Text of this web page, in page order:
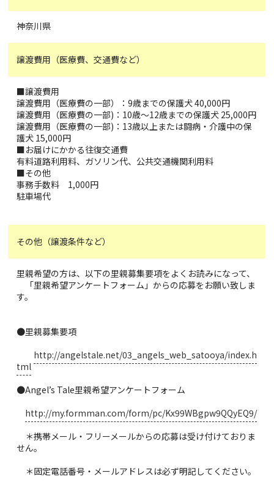
神奈川県
譲渡費用（医療費、交通費など）
■譲渡費用
譲渡費用（医療費の一部）：9歳までの保護犬 40,000円
譲渡費用（医療費の一部)：10歳～12歳までの保護犬 25,000円
譲渡費用（医療費の一部)：13歳以上または闘病・介護中の保
護犬 15,000円
■お届けにかかる往復交通費
有料道路利用料、ガソリン代、公共交通機関利用料
■その他
事務手数料 1,000円
駐車場代
その他（譲渡条件など）
里親希望の方は、以下の里親募集要項をよくお読みになって、
「里親希望アンケートフォーム」からの応募をお願い致しま
す。
●里親募集要項
http://angelstale.net/03_angels_web_satooya/index.h
tml
●Angel’s Tale里親希望アンケートフォーム
http://my.formman.com/form/pc/Kx99WBgpw9QQyEQ9/
＊携帯メール・フリーメールからの応募は受け付けておりま
せん。
＊固定電話番号・メールアドレスは必ず明記してください。